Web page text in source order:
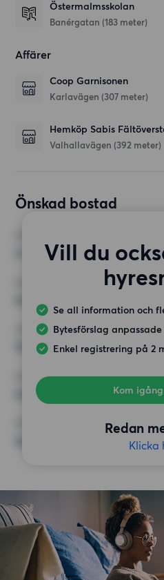
Östermalmsskolan
Banérgatan (183 meter)
Affärer
Coop Garnisonen
Karlavägen (307 meter)
Hemköp Sabis
Valhallavägen (392 meter)
Önskad bostad
Vill du
Se all information och
Bytesförslag
Enkel registrering på 2
Kom
Redan
Klicka
MINST ANTAL KVADRATMETER
HÖGSTA HYRA
15 000 kr
Inga speciella krav
ÖVRIGA PREFERENSER
Inga speciella preferenser